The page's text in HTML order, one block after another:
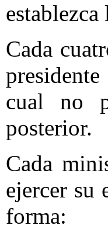
Cada
cual no
posterior.
Cada
ejercer su
forma: